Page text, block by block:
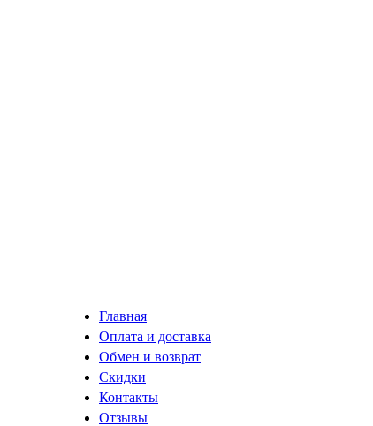
Главная
Оплата и доставка
Обмен и возврат
Скидки
Контакты
Отзывы